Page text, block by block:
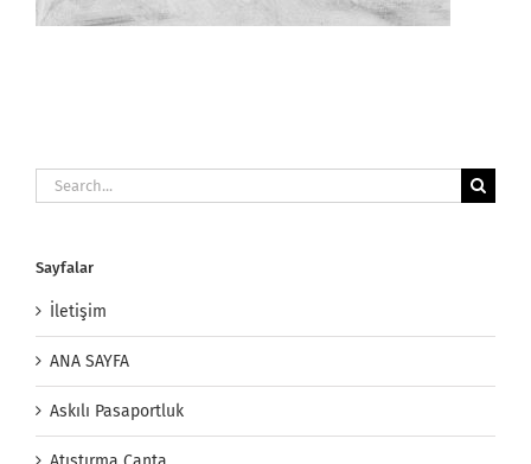
Search
for:
Sayfalar
İletişim
ANA SAYFA
Askılı Pasaportluk